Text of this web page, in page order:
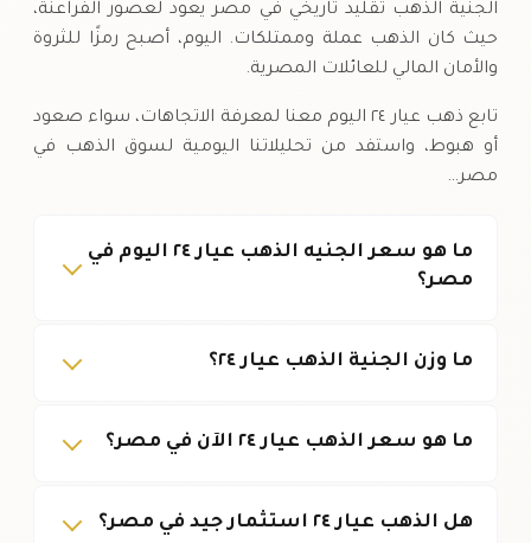
الجنية الذهب تقليد تاريخي في مصر يعود لعصور الفراعنة،
حيث كان الذهب عملة وممتلكات. اليوم، أصبح رمزًا للثروة
والأمان المالي للعائلات المصرية.
تابع ذهب عيار ٢٤ اليوم معنا لمعرفة الاتجاهات، سواء صعود
أو هبوط، واستفد من تحليلاتنا اليومية لسوق الذهب في
مصر…
ما هو سعر الجنيه الذهب عيار ٢٤ اليوم في
مصر؟
ما وزن الجنية الذهب عيار ٢٤؟
ما هو سعر الذهب عيار ٢٤ الآن في مصر؟
هل الذهب عيار ٢٤ استثمار جيد في مصر؟